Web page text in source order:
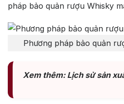
pháp bảo quản rượu Whisky
Phương pháp bảo quản
Xem thêm: Lịch sử sản